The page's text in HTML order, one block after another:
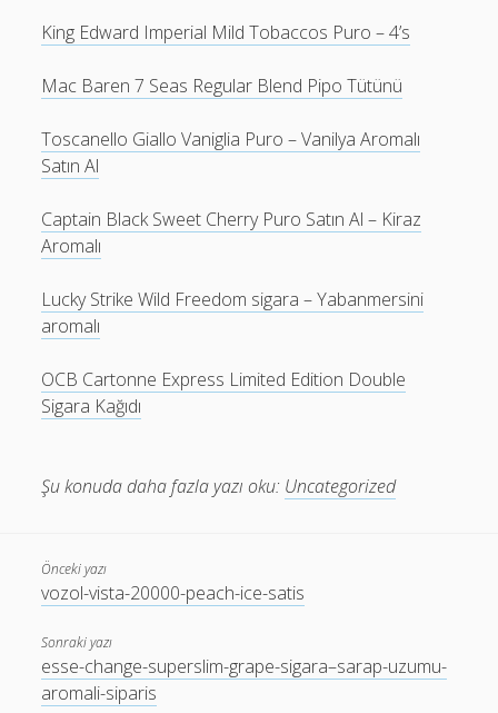
King Edward Imperial Mild Tobaccos Puro – 4’s
Mac Baren 7 Seas Regular Blend Pipo Tütünü
Toscanello Giallo Vaniglia Puro – Vanilya Aromalı
Satın Al
Captain Black Sweet Cherry Puro Satın Al – Kiraz
Aromalı
Lucky Strike Wild Freedom sigara – Yabanmersini
aromalı
OCB Cartonne Express Limited Edition Double
Sigara Kağıdı
Şu konuda daha fazla yazı oku: Uncategorized
Önceki yazı
vozol-vista-20000-peach-ice-satis
Sonraki yazı
esse-change-superslim-grape-sigara–sarap-uzumu-
aromali-siparis